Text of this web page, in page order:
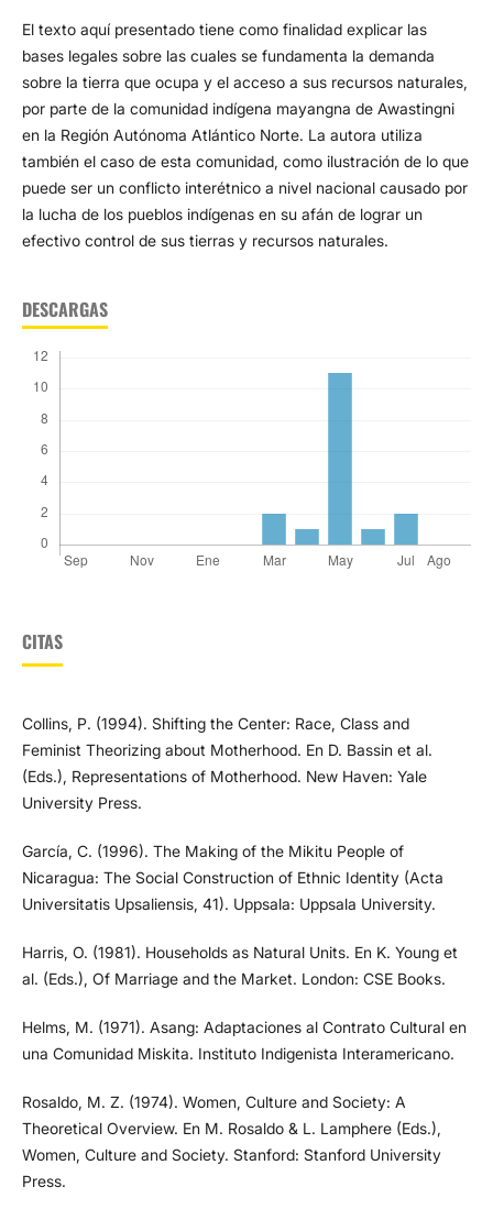
El texto aquí presentado tiene como finalidad explicar las
bases legales sobre las cuales se fundamenta la demanda
sobre la tierra que ocupa y el acceso a sus recursos naturales,
por parte de la comunidad indígena mayangna de Awastingni
en la Región Autónoma Atlántico Norte. La autora utiliza
también el caso de esta comunidad, como ilustración de lo que
puede ser un conflicto interétnico a nivel nacional causado por
la lucha de los pueblos indígenas en su afán de lograr un
efectivo control de sus tierras y recursos naturales.
DESCARGAS
CITAS
Collins, P. (1994). Shifting the Center: Race, Class and
Feminist Theorizing about Motherhood. En D. Bassin et al.
(Eds.), Representations of Motherhood. New Haven: Yale
University Press.
García, C. (1996). The Making of the Mikitu People of
Nicaragua: The Social Construction of Ethnic Identity (Acta
Universitatis Upsaliensis, 41). Uppsala: Uppsala University.
Harris, O. (1981). Households as Natural Units. En K. Young et
al. (Eds.), Of Marriage and the Market. London: CSE Books.
Helms, M. (1971). Asang: Adaptaciones al Contrato Cultural en
una Comunidad Miskita. Instituto Indigenista Interamericano.
Rosaldo, M. Z. (1974). Women, Culture and Society: A
Theoretical Overview. En M. Rosaldo & L. Lamphere (Eds.),
Women, Culture and Society. Stanford: Stanford University
Press.